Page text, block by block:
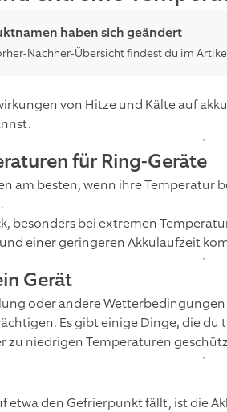
haben sich geändert
Nachher-Übersicht findest du im
von Hitze und Kälte auf
für Ring-Geräte
am besten, wenn ihre Temperatur
besonders bei extremen
einer geringeren Akkulaufzeit
Gerät
oder andere
Es gibt einige Dinge, die
zu niedrigen Temperaturen
etwa den Gefrierpunkt fällt, ist die